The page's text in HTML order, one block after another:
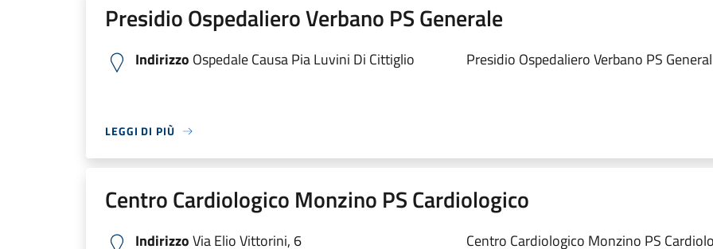
Presidio Ospedaliero Verbano PS Generale
Indirizzo Ospedale Causa Pia Luvini Di Cittiglio Presidio Ospedaliero Verbano PS
LEGGI DI PIÙ
Centro Cardiologico Monzino PS Cardiologico
IndirizzoVia Elio Vittorini, 6 Centro Cardiologico Monzino PS